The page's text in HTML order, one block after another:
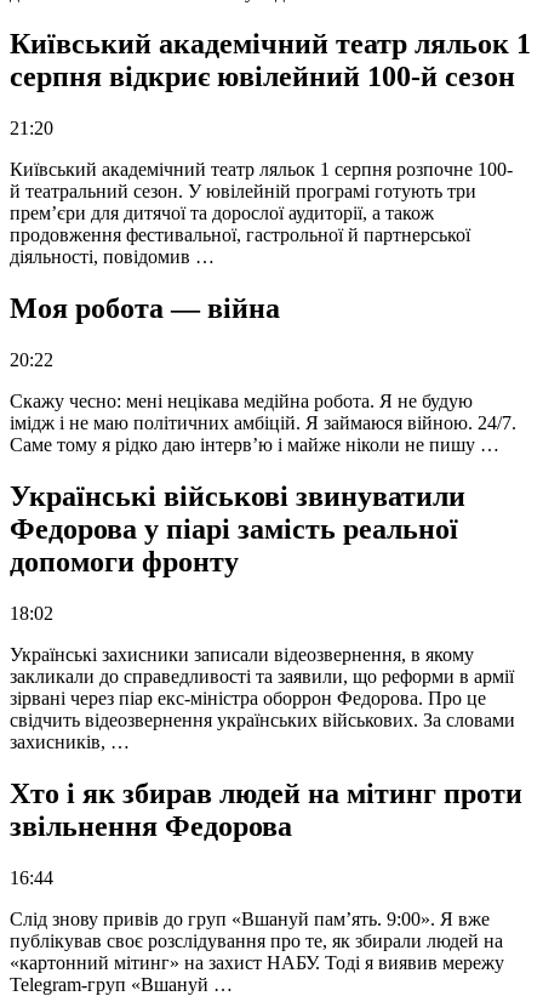
Київський академічний театр ляльок 1
серпня відкриє ювілейний 100-й сезон
21:20
Київський академічний театр ляльок 1 серпня розпочне 100-
й театральний сезон. У ювілейній програмі готують три
прем’єри для дитячої та дорослої аудиторії, а також
продовження фестивальної, гастрольної й партнерської
діяльності, повідомив …
Моя робота — війна
20:22
Скажу чесно: мені нецікава медійна робота. Я не будую
імідж і не маю політичних амбіцій. Я займаюся війною. 24/7.
Саме тому я рідко даю інтерв’ю і майже ніколи не пишу …
Українські військові звинуватили
Федорова у піарі замість реальної
допомоги фронту
18:02
Українські захисники записали відеозвернення, в якому
закликали до справедливості та заявили, що реформи в армії
зірвані через піар екс-міністра оборрон Федорова. Про це
свідчить відеозвернення українських військових. За словами
захисників, …
Хто і як збирав людей на мітинг проти
звільнення Федорова
16:44
Слід знову привів до груп «Вшануй пам’ять. 9:00». Я вже
публікував своє розслідування про те, як збирали людей на
«картонний мітинг» на захист НАБУ. Тоді я виявив мережу
Telegram-груп «Вшануй …